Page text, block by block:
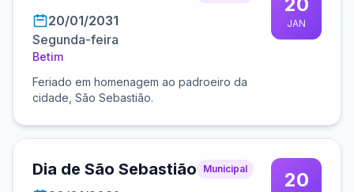
20/01/2031
Segunda-feira
Betim
Feriado em homenagem ao padroeiro da
cidade, São Sebastião.
JAN
Dia de São Sebastião Municipal 20